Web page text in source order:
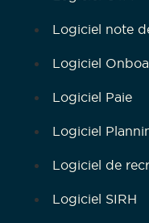
Logiciel note
Logiciel
Logiciel Paie
Logiciel
Logiciel de
Logiciel SIRH